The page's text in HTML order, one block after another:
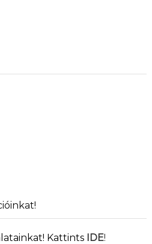
Kattints IDE!